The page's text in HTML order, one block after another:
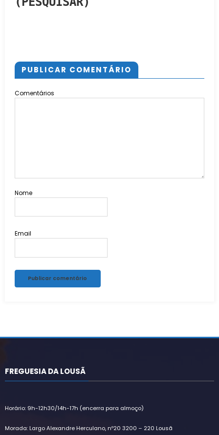
PUBLICAR COMENTÁRIO
Comentários
Nome
Email
FREGUESIA DA LOUSÃ
Horário: 9h-12h30/14h-17h (encerra para almoço)
Morada: Largo Alexandre Herculano, nº20 3200 – 220 Lousã